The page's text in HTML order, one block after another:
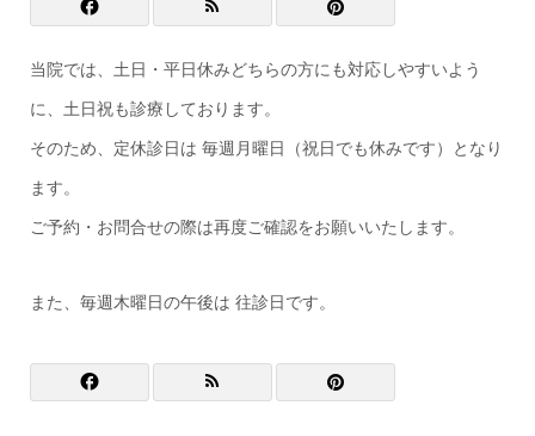
当院では、土日・平日休みどちらの方にも対応しやすいよう
に、土日祝も診療しております。
そのため、定休診日は 毎週月曜日（祝日でも休みです）となり
ます。
ご予約・お問合せの際は再度ご確認をお願いいたします。
また、毎週木曜日の午後は 往診日です。